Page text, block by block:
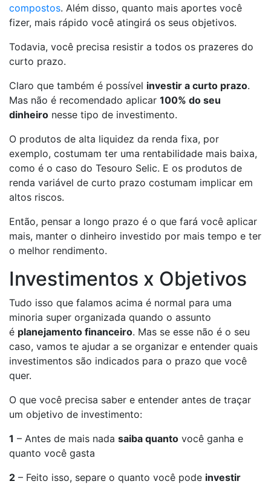
compostos. Além disso, quanto mais aportes você
fizer, mais rápido você atingirá os seus objetivos.
Todavia, você precisa resistir a todos os prazeres do
curto prazo.
Claro que também é possível investir a curto prazo.
Mas não é recomendado aplicar 100% do seu
dinheiro nesse tipo de investimento.
O produtos de alta liquidez da renda fixa, por
exemplo, costumam ter uma rentabilidade mais baixa,
como é o caso do Tesouro Selic. E os produtos de
renda variável de curto prazo costumam implicar em
altos riscos.
Então, pensar a longo prazo é o que fará você aplicar
mais, manter o dinheiro investido por mais tempo e ter
o melhor rendimento.
Investimentos x Objetivos
Tudo isso que falamos acima é normal para uma
minoria super organizada quando o assunto
é planejamento financeiro. Mas se esse não é o seu
caso, vamos te ajudar a se organizar e entender quais
investimentos são indicados para o prazo que você
quer.
O que você precisa saber e entender antes de traçar
um objetivo de investimento:
1 – Antes de mais nada saiba quanto você ganha e
quanto você gasta
2 – Feito isso, separe o quanto você pode investir